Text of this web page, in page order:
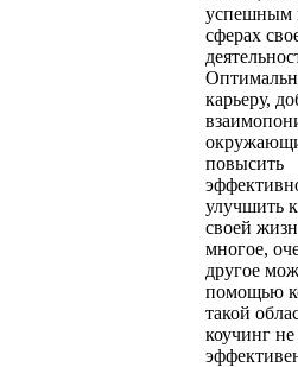
успешным
сферах
карьеру,
повысить
улучшить
своей
многое,
другое
помощью
такой
коучинг